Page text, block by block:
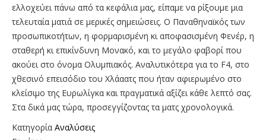
ελλοχεύει πάνω από τα κεφάλια μας, είπαμε να ρίξουμε μια
τελευταία ματιά σε μερικές σημειώσεις. Ο Παναθηναϊκός των
προσωπικοτήτων, η φορμαρισμένη κι αποφασισμένη Φενέρ, η
σταθερή κι επικίνδυνη Μονακό, και το μεγάλο φαβορί που
ακούει στο όνομα Ολυμπιακός. Αναλυτικότερα για το F4, στο
χθεσινό επεισόδιο του Χλάαατς που ήταν αφιερωμένο στο
κλείσιμο της Ευρωλίγκα και πραγματικά αξίζει κάθε λεπτό σας.
Στα δικά μας τώρα, προσεγγίζοντας τα ματς χρονολογικά.
Κατηγορία Αναλύσεις